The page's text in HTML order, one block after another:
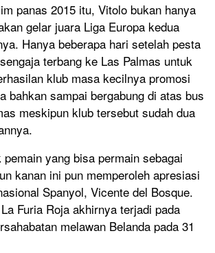
panas 2015 itu, Vitolo bukan hanya
gelar juara Liga Europa kedua
Hanya beberapa hari setelah pesta
terbang ke Las Palmas untuk
klub masa kecilnya promosi
bahkan sampai bergabung di atas bus
meskipun klub tersebut sudah dua
pemain yang bisa permain sebagai
kanan ini pun memperoleh apresiasi
Spanyol, Vicente del Bosque.
Furia Roja akhirnya terjadi pada
melawan Belanda pada 31